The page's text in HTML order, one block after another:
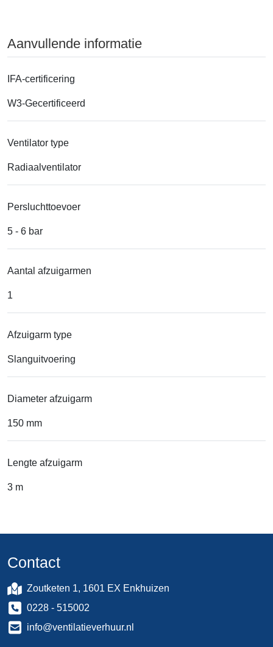
Aanvullende informatie
IFA-certificering
W3-Gecertificeerd
Ventilator type
Radiaalventilator
Persluchttoevoer
5 - 6 bar
Aantal afzuigarmen
1
Afzuigarm type
Slanguitvoering
Diameter afzuigarm
150 mm
Lengte afzuigarm
3 m
Contact
Zoutketen 1, 1601 EX Enkhuizen
0228 - 515002
info@ventilatieverhuur.nl